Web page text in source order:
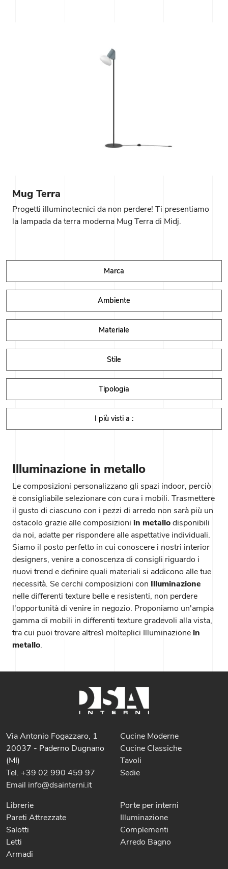
Mug Terra
Progetti illuminotecnici da non perdere! Ti presentiamo
la lampada da terra moderna Mug Terra di Midj.
Marca
Ambiente
Materiale
Stile
Tipologia
I più visti a :
Illuminazione in metallo
Le composizioni personalizzano gli spazi indoor, perciò
è consigliabile selezionare con cura i mobili. Trasmettere
il gusto di ciascuno con i pezzi di arredo non sarà più un
ostacolo grazie alle composizioni in metallodisponibili
da noi, adatte per rispondere alle aspettative individuali.
Siamo il posto perfetto in cui conoscere i nostri interior
designers, venire a conoscenza di consigli riguardo i
nuovi trend e definire quali materiali si addicono alle tue
necessità. Se cerchi composizioni con Illuminazione
nelle differenti texture belle e resistenti, non perdere
l'opportunità di venire in negozio. Proponiamo un'ampia
gamma di mobili in differenti texture gradevoli alla vista,
tra cui puoi trovare altresì molteplici Illuminazionein
metallo.
Via Antonio Fogazzaro, 1
20037 - Paderno Dugnano
(MI)
Tel. +39 02 990 459 97
Email info@dsainterni.it
Cucine Moderne
Cucine Classiche
Tavoli
Sedie
Librerie
Pareti Attrezzate
Salotti
Letti
Armadi
Porte per interni
Illuminazione
Complementi
Arredo Bagno